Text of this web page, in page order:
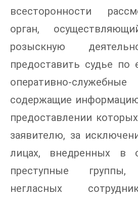
всесторонности
орган,
розыскную
предоставить судье по
оперативно-
содержащие
предоставлении
заявителю, за
лицах, внедренных в
преступные
негласных